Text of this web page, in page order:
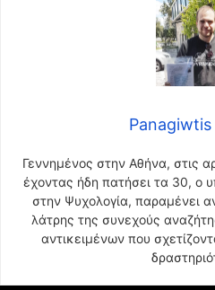
Γεννημένος στην Αθήνα, στις
έχοντας ήδη πατήσει τα 30, ο
στην Ψυχολογία, παραμένει
λάτρης της συνεχούς
αντικειμένων που